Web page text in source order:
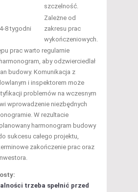
szczelność.
4-8 tygodni
Zależne od
zakresu prac
wykończeniowych.
prac warto regularnie
aby odzwierciedlał
budowy. Komunikacja z
i inspektorem może
problemów na wczesnym
wprowadzenie niezbędnych
W rezultacie
harmonogram budowy
sukcesu całego projektu,
zakończenie prac oraz
trzeba spełnić przed